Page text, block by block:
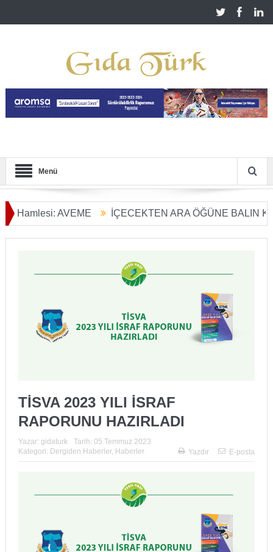
Menü
AVEME İÇECEKTEN ARA ÖĞÜNE BALIN
Başladı
TİSVA 2023 YILI İSRAF
RAPORUNU HAZIRLADI
Yazar: gidaturk Tarih: 05 Temmuz 2023
Kategori: Dergiden Haberler, Haberler Yazdır E-posta